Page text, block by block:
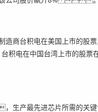
造商台积电在美国上市的股
电在中国台湾上市的股票
产最先进芯片所需的关键